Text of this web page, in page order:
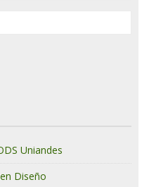
Uniandes
Diseño